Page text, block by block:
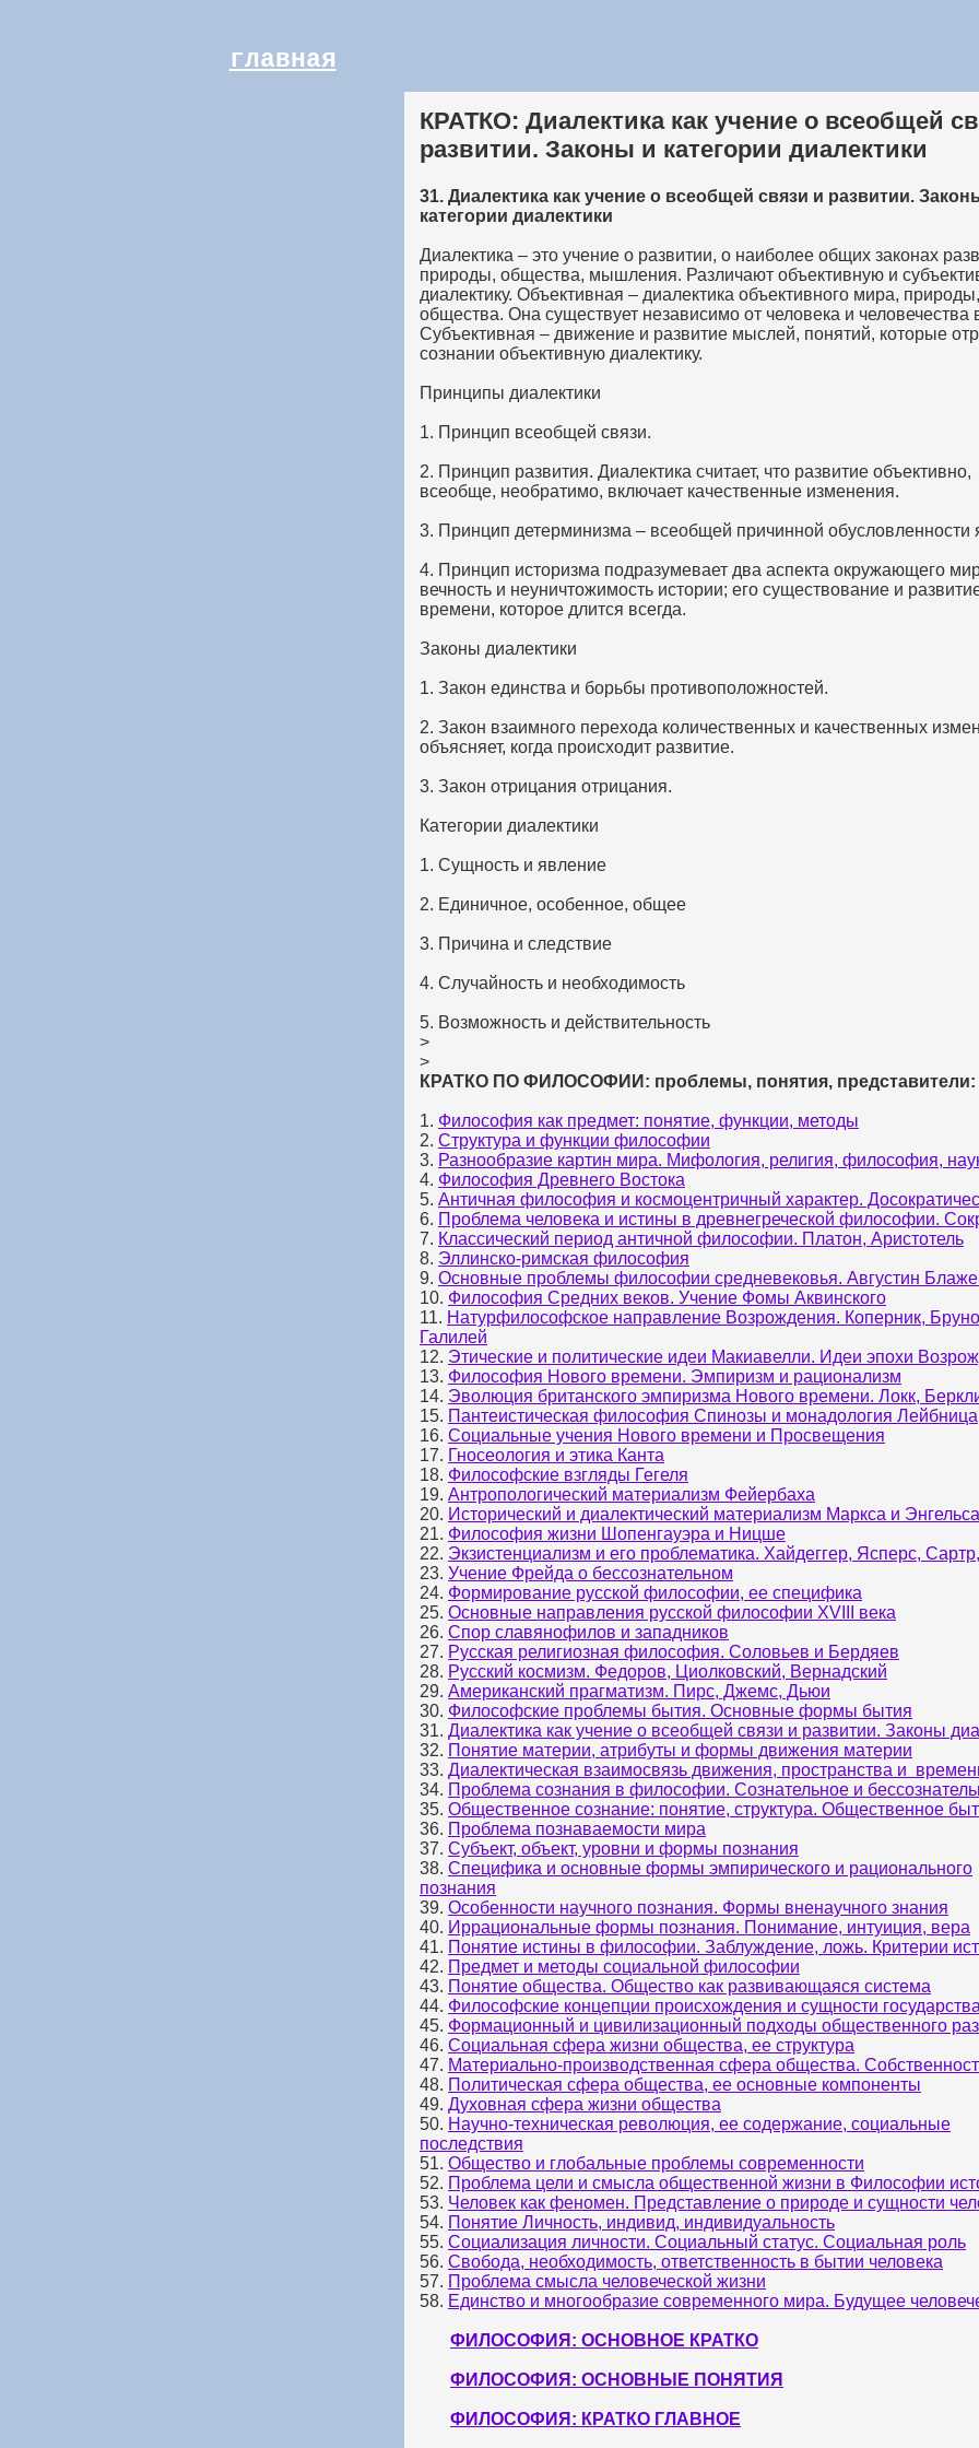
главная
КРАТКО: Диалектика как учение о всеобщей
развитии. Законы и категории диалектики
31. Диалектика как учение о всеобщей связи и развитии.
категории диалектики
Диалектика – это учение о развитии, о наиболее общих законах
природы, общества, мышления. Различают объективную и
диалектику. Объективная – диалектика объективного мира, природы,
общества. Она существует независимо от человека и человечества
Субъективная – движение и развитие мыслей, понятий, которые
сознании объективную диалектику.
Принципы диалектики
1. Принцип всеобщей связи.
2. Принцип развития. Диалектика считает, что развитие объективно,
всеобще, необратимо, включает качественные изменения.
3. Принцип детерминизма – всеобщей причинной обусловленности
4. Принцип историзма подразумевает два аспекта окружающего
вечность и неуничтожимость истории; его существование и
времени, которое длится всегда.
Законы диалектики
1. Закон единства и борьбы противоположностей.
2. Закон взаимного перехода количественных и качественных
объясняет, когда происходит развитие.
3. Закон отрицания отрицания.
Категории диалектики
1. Сущность и явление
2. Единичное, особенное, общее
3. Причина и следствие
4. Случайность и необходимость
5. Возможность и действительность
>
>
КРАТКО ПО ФИЛОСОФИИ: проблемы, понятия, представители:
1. Философия как предмет: понятие, функции, методы
2. Структура и функции философии
3. Разнообразие картин мира. Мифология, религия, философия,
4. Философия Древнего Востока
5. Античная философия и космоцентричный характер.
6. Проблема человека и истины в древнегреческой философии.
7. Классический период античной философии. Платон, Аристотель
8. Эллинско-римская философия
9. Основные проблемы философии средневековья. Августин
10. Философия Средних веков. Учение Фомы Аквинского
11. Натурфилософское направление Возрождения. Коперник,
Галилей
12. Этические и политические идеи Макиавелли. Идеи эпохи
13. Философия Нового времени. Эмпиризм и рационализм
14. Эволюция британского эмпиризма Нового времени. Локк,
15. Пантеистическая философия Спинозы и монадология Лейбница
16. Социальные учения Нового времени и Просвещения
17. Гносеология и этика Канта
18. Философские взгляды Гегеля
19. Антропологический материализм Фейербаха
20. Исторический и диалектический материализм Маркса и Энгельса
21. Философия жизни Шопенгауэра и Ницше
22. Экзистенциализм и его проблематика. Хайдеггер, Ясперс,
23. Учение Фрейда о бессознательном
24. Формирование русской философии, ее специфика
25. Основные направления русской философии XVIII века
26. Спор славянофилов и западников
27. Русская религиозная философия. Соловьев и Бердяев
28. Русский космизм. Федоров, Циолковский, Вернадский
29. Американский прагматизм. Пирс, Джемс, Дьюи
30. Философские проблемы бытия. Основные формы бытия
31. Диалектика как учение о всеобщей связи и развитии. Законы
32. Понятие материи, атрибуты и формы движения материи
33. Диалектическая взаимосвязь движения, пространства и
34. Проблема сознания в философии. Сознательное и
35. Общественное сознание: понятие, структура. Общественное
36. Проблема познаваемости мира
37. Субъект, объект, уровни и формы познания
38. Специфика и основные формы эмпирического и рационального
познания
39. Особенности научного познания. Формы вненаучного знания
40. Иррациональные формы познания. Понимание, интуиция, вера
41. Понятие истины в философии. Заблуждение, ложь. Критерии
42. Предмет и методы социальной философии
43. Понятие общества. Общество как развивающаяся система
44. Философские концепции происхождения и сущности
45. Формационный и цивилизационный подходы общественного
46. Социальная сфера жизни общества, ее структура
47. Материально-производственная сфера общества.
48. Политическая сфера общества, ее основные компоненты
49. Духовная сфера жизни общества
50. Научно-техническая революция, ее содержание, социальные
последствия
51. Общество и глобальные проблемы современности
52. Проблема цели и смысла общественной жизни в Философии
53. Человек как феномен. Представление о природе и сущности
54. Понятие Личность, индивид, индивидуальность
55. Социализация личности. Социальный статус. Социальная роль
56. Свобода, необходимость, ответственность в бытии человека
57. Проблема смысла человеческой жизни
58. Единство и многообразие современного мира. Будущее
ФИЛОСОФИЯ: ОСНОВНОЕ КРАТКО
ФИЛОСОФИЯ: ОСНОВНЫЕ ПОНЯТИЯ
ФИЛОСОФИЯ: КРАТКО ГЛАВНОЕ